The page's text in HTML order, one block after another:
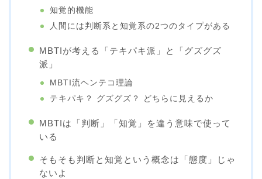
知覚的機能
人間には判断系と知覚系の2つのタイプがある
MBTIが考える「テキパキ派」と「グズグズ
派」
MBTI流ヘンテコ理論
テキパキ？ グズグズ？ どちらに見えるか
MBTIは「判断」「知覚」を違う意味で使って
いる
そもそも判断と知覚という概念は「態度」じゃ
ないよ